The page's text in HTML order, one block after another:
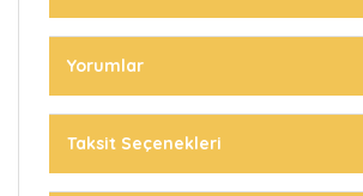
Yorumlar
Taksit Seçenekleri